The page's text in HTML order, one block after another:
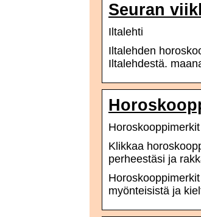
Seuran
Iltalehti
Iltalehden
Iltalehdestä.
Klikkaa
perheestäsi ja
myönteisistä ja